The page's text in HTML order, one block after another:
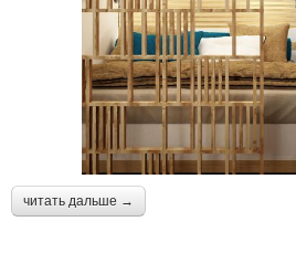
читать дальше →